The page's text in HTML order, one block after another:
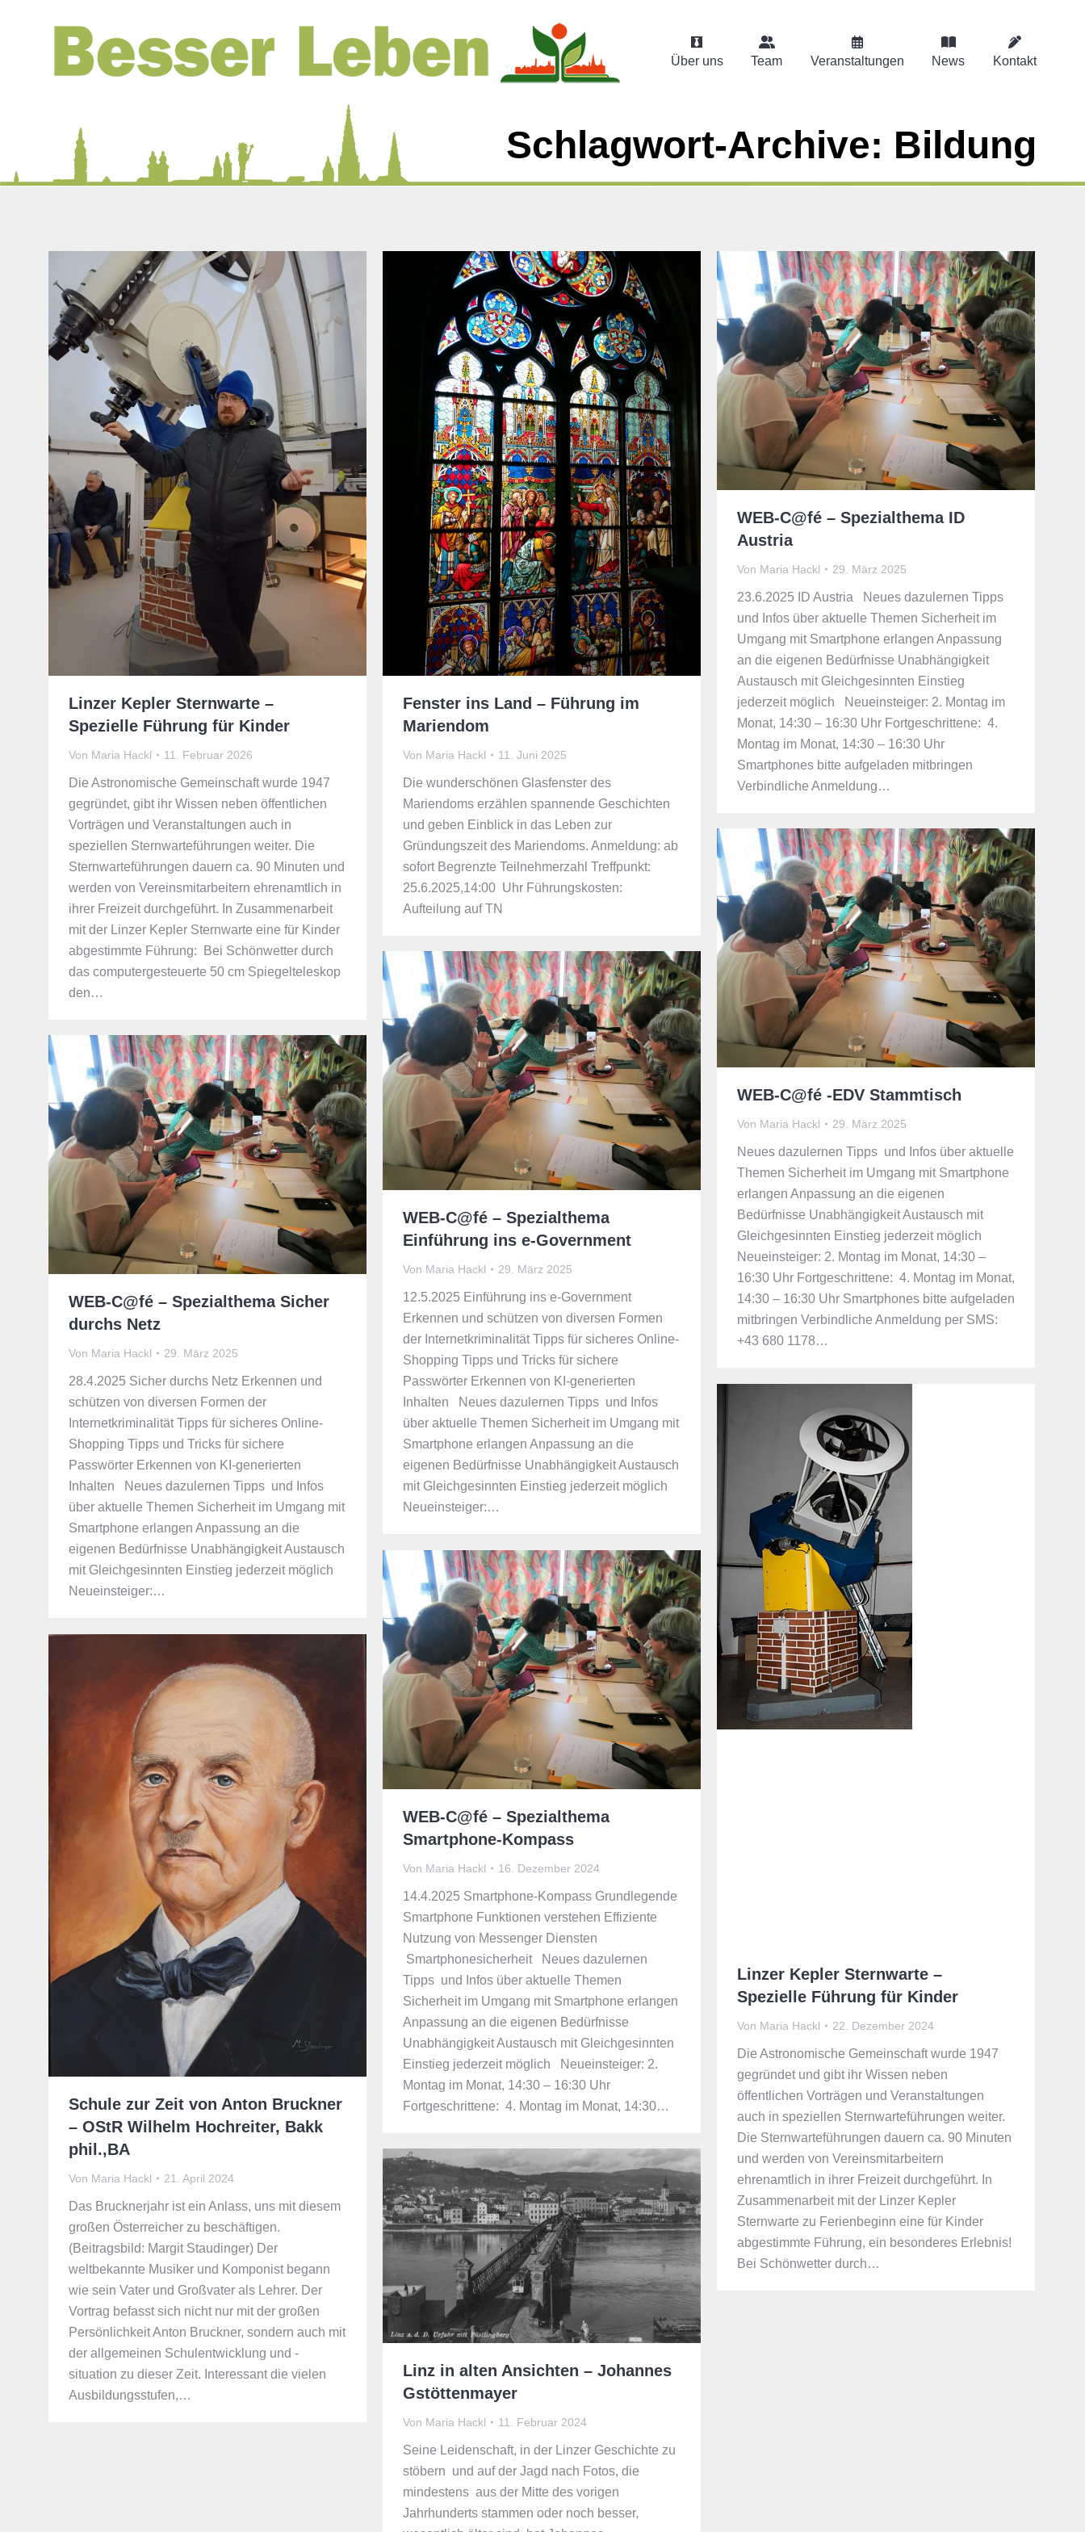
Über uns Team Veranstaltungen News Kontakt
Schlagwort-Archive: Bildung
Linzer Kepler Sternwarte –
Spezielle Führung für Kinder
Von Maria Hackl 11. Februar 2026
Die Astronomische Gemeinschaft wurde 1947
gegründet, gibt ihr Wissen neben öffentlichen
Vorträgen und Veranstaltungen auch in
speziellen Sternwarteführungen weiter. Die
Sternwarteführungen dauern ca. 90 Minuten und
werden von Vereinsmitarbeitern ehrenamtlich in
ihrer Freizeit durchgeführt. In Zusammenarbeit
mit der Linzer Kepler Sternwarte eine für Kinder
abgestimmte Führung: Bei Schönwetter durch
das computergesteuerte 50 cm Spiegelteleskop
den…
Fenster ins Land – Führung im
Mariendom
Von Maria Hackl 11. Juni 2025
Die wunderschönen Glasfenster des
Mariendoms erzählen spannende Geschichten
und geben Einblick in das Leben zur
Gründungszeit des Mariendoms. Anmeldung: ab
sofort Begrenzte Teilnehmerzahl Treffpunkt:
25.6.2025,14:00 Uhr Führungskosten:
Aufteilung auf TN
WEB-C@fé – Spezialthema ID
Austria
Von Maria Hackl 29. März 2025
23.6.2025 ID Austria Neues dazulernen Tipps
und Infos über aktuelle Themen Sicherheit im
Umgang mit Smartphone erlangen Anpassung
an die eigenen Bedürfnisse Unabhängigkeit
Austausch mit Gleichgesinnten Einstieg
jederzeit möglich Neueinsteiger: 2. Montag im
Monat, 14:30 – 16:30 Uhr Fortgeschrittene: 4.
Montag im Monat, 14:30 – 16:30 Uhr
Smartphones bitte aufgeladen mitbringen
Verbindliche Anmeldung…
WEB-C@fé -EDV Stammtisch
Von Maria Hackl 29. März 2025
Neues dazulernen Tipps und Infos über aktuelle
Themen Sicherheit im Umgang mit Smartphone
erlangen Anpassung an die eigenen
Bedürfnisse Unabhängigkeit Austausch mit
Gleichgesinnten Einstieg jederzeit möglich
Neueinsteiger: 2. Montag im Monat, 14:30 –
16:30 Uhr Fortgeschrittene: 4. Montag im Monat,
14:30 – 16:30 Uhr Smartphones bitte aufgeladen
mitbringen Verbindliche Anmeldung per SMS:
+43 680 1178…
WEB-C@fé – Spezialthema
Einführung ins e-Government
Von Maria Hackl 29. März 2025
12.5.2025 Einführung ins e-Government
Erkennen und schützen von diversen Formen
der Internetkriminalität Tipps für sicheres Online-
Shopping Tipps und Tricks für sichere
Passwörter Erkennen von KI-generierten
Inhalten Neues dazulernen Tipps und Infos
über aktuelle Themen Sicherheit im Umgang mit
Smartphone erlangen Anpassung an die
eigenen Bedürfnisse Unabhängigkeit Austausch
mit Gleichgesinnten Einstieg jederzeit möglich
Neueinsteiger:…
WEB-C@fé – Spezialthema Sicher
durchs Netz
Von Maria Hackl 29. März 2025
28.4.2025 Sicher durchs Netz Erkennen und
schützen von diversen Formen der
Internetkriminalität Tipps für sicheres Online-
Shopping Tipps und Tricks für sichere
Passwörter Erkennen von KI-generierten
Inhalten Neues dazulernen Tipps und Infos
über aktuelle Themen Sicherheit im Umgang mit
Smartphone erlangen Anpassung an die
eigenen Bedürfnisse Unabhängigkeit Austausch
mit Gleichgesinnten Einstieg jederzeit möglich
Neueinsteiger:…
Linzer Kepler Sternwarte –
Spezielle Führung für Kinder
Von Maria Hackl 22. Dezember 2024
Die Astronomische Gemeinschaft wurde 1947
gegründet und gibt ihr Wissen neben
öffentlichen Vorträgen und Veranstaltungen
auch in speziellen Sternwarteführungen weiter.
Die Sternwarteführungen dauern ca. 90 Minuten
und werden von Vereinsmitarbeitern
ehrenamtlich in ihrer Freizeit durchgeführt. In
Zusammenarbeit mit der Linzer Kepler
Sternwarte zu Ferienbeginn eine für Kinder
abgestimmte Führung, ein besonderes Erlebnis!
Bei Schönwetter durch…
WEB-C@fé – Spezialthema
Smartphone-Kompass
Von Maria Hackl 16. Dezember 2024
14.4.2025 Smartphone-Kompass Grundlegende
Smartphone Funktionen verstehen Effiziente
Nutzung von Messenger Diensten
Smartphonesicherheit Neues dazulernen
Tipps und Infos über aktuelle Themen
Sicherheit im Umgang mit Smartphone erlangen
Anpassung an die eigenen Bedürfnisse
Unabhängigkeit Austausch mit Gleichgesinnten
Einstieg jederzeit möglich Neueinsteiger: 2.
Montag im Monat, 14:30 – 16:30 Uhr
Fortgeschrittene: 4. Montag im Monat, 14:30…
Schule zur Zeit von Anton Bruckner
– OStR Wilhelm Hochreiter, Bakk
phil.,BA
Von Maria Hackl 21. April 2024
Das Brucknerjahr ist ein Anlass, uns mit diesem
großen Österreicher zu beschäftigen.
(Beitragsbild: Margit Staudinger) Der
weltbekannte Musiker und Komponist begann
wie sein Vater und Großvater als Lehrer. Der
Vortrag befasst sich nicht nur mit der großen
Persönlichkeit Anton Bruckner, sondern auch mit
der allgemeinen Schulentwicklung und -
situation zu dieser Zeit. Interessant die vielen
Ausbildungsstufen,…
Linz in alten Ansichten – Johannes
Gstöttenmayer
Von Maria Hackl 11. Februar 2024
Seine Leidenschaft, in der Linzer Geschichte zu
stöbern und auf der Jagd nach Fotos, die
mindestens aus der Mitte des vorigen
Jahrhunderts stammen oder noch besser,